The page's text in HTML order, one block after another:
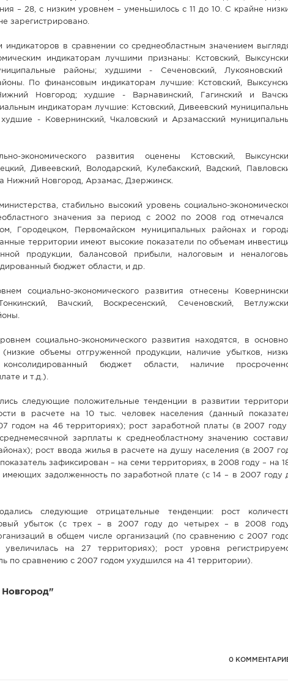
– 28, с низким уровнем – уменьшилось с 11 до 10. С крайне
зарегистрировано.
в сравнении со среднеобластным значением
индикаторам лучшими признаны: Кстовский,
районы; худшими - Сеченовский, Лукояновский
По финансовым индикаторам лучшие: Кстовский,
Новгород; худшие - Варнавинский, Гагинский и
индикаторам лучшие: Кстовский, Дивеевский
- Ковернинский, Чкаловский и Арзамасский
экономического развития оценены Кстовский,
Дивеевский, Володарский, Кулебакский, Вадский,
Нижний Новгород, Арзамас, Дзержинск.
стабильно высокий уровень социально-
значения за период с 2002 по 2008 год отмечался
Городецком, Первомайском муниципальных районах и
территории имеют высокие показатели по объемам
продукции, балансовой прибыли, налоговым и
бюджет области, и др.
социально-экономического развития отнесены
Вачский, Воскресенский, Сеченовский,
социально-экономического развития находятся, в
(низкие объемы отгруженной продукции, наличие убытков,
бюджет области, наличие
и т.д.).
следующие положительные тенденции в развитии
в расчете на 10 тыс. человек населения (данный
годом на 46 территориях); рост заработной платы (в 2007 году
зарплаты к среднеобластному значению
рост ввода жилья в расчете на душу населения (в 2007
зафиксирован – на семи территориях, в 2008 году – на
задолженность по заработной плате (с 14 – в 2007 году
следующие отрицательные тенденции: рост
убыток (с трех – в 2007 году до четырех – в 2008
в общем числе организаций (по сравнению с 2007
увеличилась на 27 территориях); рост уровня
по сравнению с 2007 годом ухудшился на 41 территории).
0